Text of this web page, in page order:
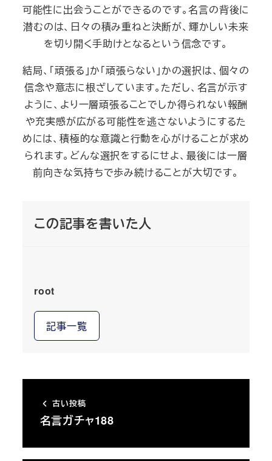
可能性に出会うことができるのです。名言の背後に
潜むのは、日々の積み重ねと決断が、輝かしい未来
を切り開く手助けとなるという信念です。
結局、「頑張る」か「頑張らない」かの選択は、個々の
信念や意志に根ざしています。ただし、名言が示す
ように、より一層頑張ることでしか得られない報酬
や充実感が広がる可能性を逃さないようにするた
めには、積極的な意識と行動を心がけることが求め
られます。どんな選択をするにせよ、最後には一層
前向きな気持ちで歩み続けることが大切です。
この記事を書いた人
root
記事一覧
古い投稿
名言ガチャ188